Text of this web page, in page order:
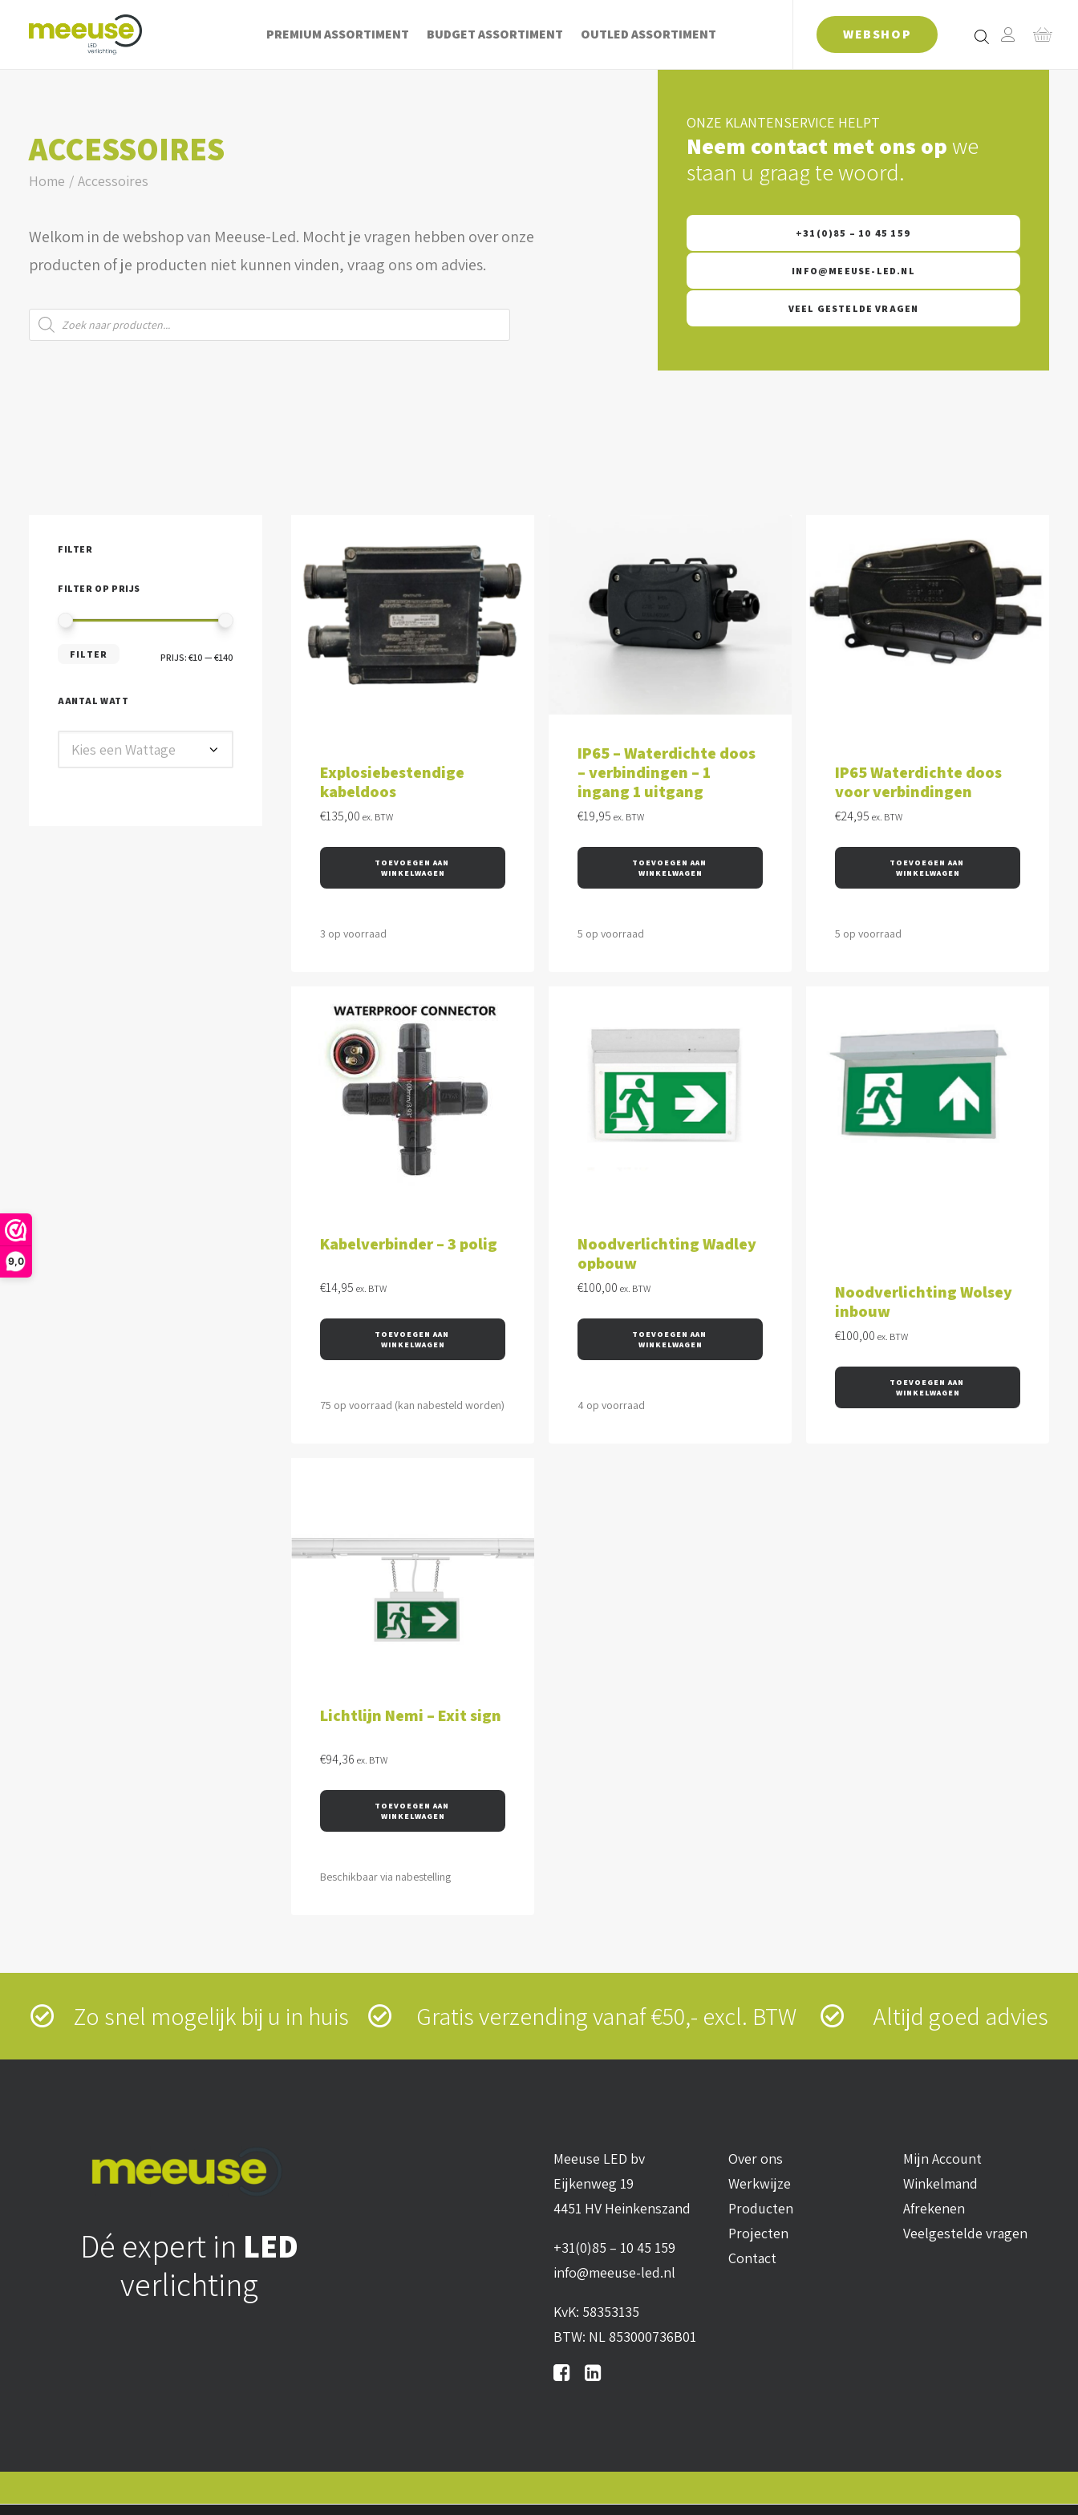
9,0
PREMIUM ASSORTIMENT BUDGET ASSORTIMENT OUTLED ASSORTIMENT WEBSHOP
ACCESSOIRES
Home Accessoires
Welkom in de webshop van Meeuse-Led. Mocht je vragen hebben over onze
producten of je producten niet kunnen vinden, vraag ons om advies.
Producten
zoeken
ONZE KLANTENSERVICE HELPT
Neem contact met ons opwe
staan u graag te woord.
+31(0)85 – 10 45 159
INFO@MEEUSE-LED.NL
VEEL GESTELDE VRAGEN
FILTER
FILTER OP PRIJS
FILTER PRIJS: €10 — €140
AANTAL WATT
Kies een Wattage
Explosiebestendige
kabeldoos
€135,00 ex. BTW
TOEVOEGEN AAN
WINKELWAGEN
3 op voorraad
IP65 – Waterdichte doos
– verbindingen – 1
ingang 1 uitgang
€19,95 ex. BTW
TOEVOEGEN AAN
WINKELWAGEN
5 op voorraad
IP65 Waterdichte doos
voor verbindingen
€24,95 ex. BTW
TOEVOEGEN AAN
WINKELWAGEN
5 op voorraad
Kabelverbinder – 3 polig
€14,95 ex. BTW
TOEVOEGEN AAN
WINKELWAGEN
75 op voorraad (kan nabesteld worden)
Noodverlichting Wadley
opbouw
€100,00 ex. BTW
TOEVOEGEN AAN
WINKELWAGEN
4 op voorraad
Noodverlichting Wolsey
inbouw
€100,00 ex. BTW
TOEVOEGEN AAN
WINKELWAGEN
Lichtlijn Nemi – Exit sign
€94,36 ex. BTW
TOEVOEGEN AAN
WINKELWAGEN
Beschikbaar via nabestelling
Zo snel mogelijk bij u in huis Gratis verzending vanaf €50,- excl. BTW Altijd goed advies
Dé expert in LED
verlichting
Meeuse LED bv
Eijkenweg 19
4451 HV Heinkenszand
+31(0)85 – 10 45 159
info@meeuse-led.nl
KvK: 58353135
BTW: NL 853000736B01
Over ons
Werkwijze
Producten
Projecten
Contact
Mijn Account
Winkelmand
Afrekenen
Veelgestelde vragen